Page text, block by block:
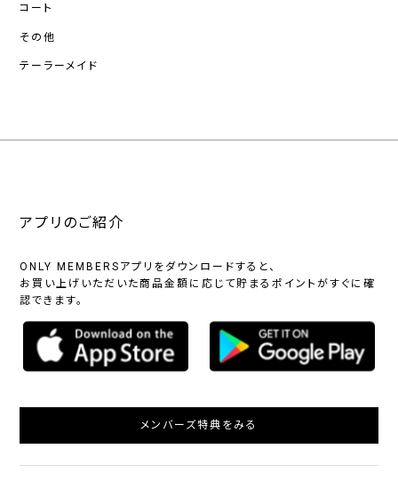
コート
その他
テーラーメイド
アプリのご紹介
ONLY MEMBERSアプリをダウンロードすると、
お買い上げいただいた商品金額に応じて貯まるポイントがすぐに確
認できます。
メンバーズ特典をみる